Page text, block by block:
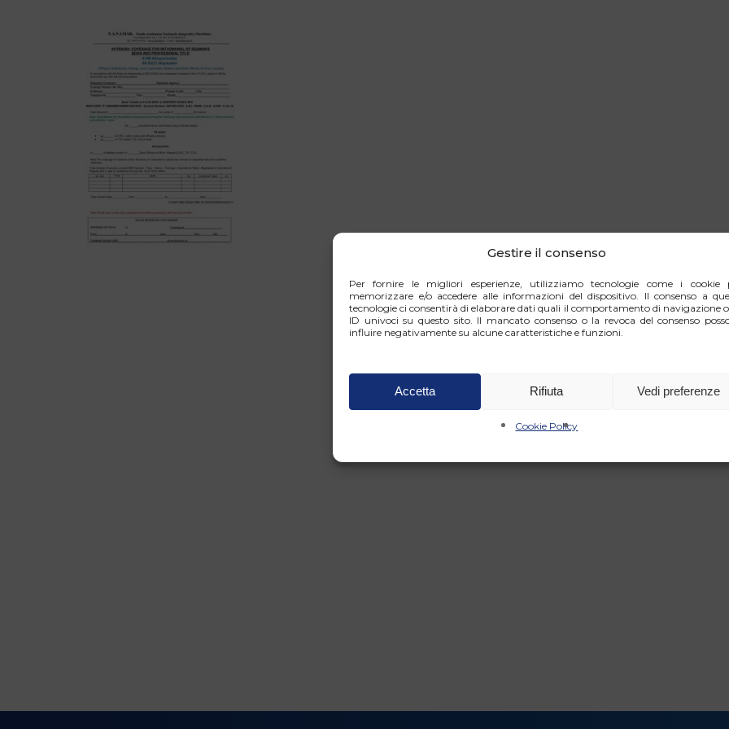
Gestire il consenso
Per fornire le migliori esperienze, utilizziamo tecnologie come i cookie
memorizzare e/o accedere alle informazioni del dispositivo. Il consenso a
tecnologie ci consentirà di elaborare dati quali il comportamento di navigazione
ID univoci su questo sito. Il mancato consenso o la revoca del consenso
influire negativamente su alcune caratteristiche e funzioni.
Accetta Rifiuta Vedi preferenze
Cookie Policy